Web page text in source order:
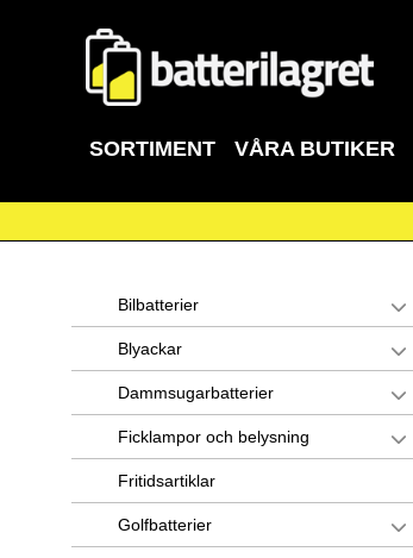
SORTIMENT VÅRA BUTIKER
Bilbatterier
Blyackar
Dammsugarbatterier
Ficklampor och belysning
Fritidsartiklar
Golfbatterier